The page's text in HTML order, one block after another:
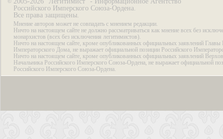
Российского Имперского Союза-Ордена.
Все права защищены.
Мнение авторов может не совпадать с мнением редакции.
Ничто на настоящем сайте не должно рассматриваться как мнение всех без
монархистов (всех без исключения легитимистов).
Ничто на настоящем сайте, кроме опубликованных официальных заявлений Главы
Императорского Дома, не выражает официальной позиции Российского
Ничто на настоящем сайте, кроме опубликованных официальных заявлений
Начальника Российского Имперского Союза-Ордена, не выражает официальной
Российского Имперского Союза-Ордена.